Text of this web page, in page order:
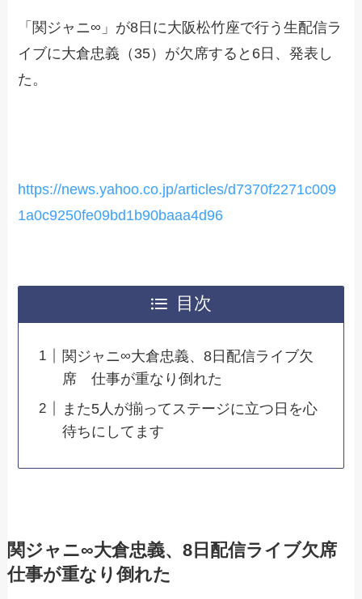
「関ジャニ∞」が8日に大阪松竹座で行う生配信ラ
イブに大倉忠義（35）が欠席すると6日、発表し
た。
https://news.yahoo.co.jp/articles/d7370f2271c009
1a0c9250fe09bd1b90baaa4d96
目次
関ジャニ∞大倉忠義、8日配信ライブ欠
席 仕事が重なり倒れた
また5人が揃ってステージに立つ日を心
待ちにしてます
関ジャニ∞大倉忠義、8日配信ライブ欠席
仕事が重なり倒れた